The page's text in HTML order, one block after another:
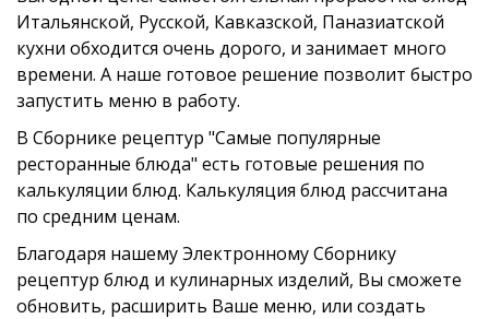
Итальянской, Русской, Кавказской, Паназиатской
кухни обходится очень дорого, и занимает много
времени. А наше готовое решение позволит быстро
запустить меню в работу.
В Сборнике рецептур "Самые популярные
ресторанные блюда" есть готовые решения по
калькуляции блюд. Калькуляция блюд рассчитана
по средним ценам.
Благодаря нашему Электронному Сборнику
рецептур блюд и кулинарных изделий, Вы сможете
обновить, расширить Ваше меню, или создать